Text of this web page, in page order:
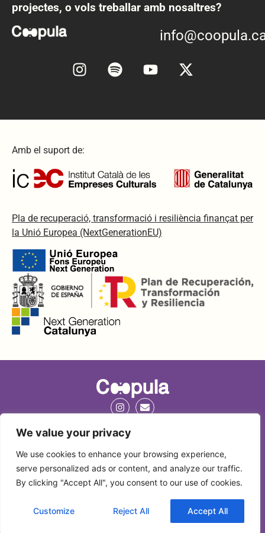
We value your privacy
We use cookies to enhance your browsing experience,
serve personalized ads or content, and analyze our traffic.
By clicking "Accept All", you consent to our use of cookies.
Customize Reject All Accept All
projectes, o vols treballar amb nosaltres?
Amb el suport de:
Pla de recuperació, transformació i resiliència finançat per
la Unió Europea (NextGenerationEU)
Coopula Editorial S.L. és una empresa amb seu a Av. Marquès de
Termes i condicions